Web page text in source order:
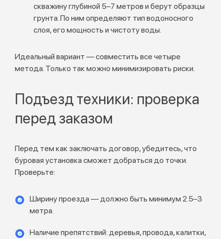
скважину глубиной 5–7 метров и берут образцы
грунта. По ним определяют тип водоносного
слоя, его мощность и чистоту воды.
Идеальный вариант — совместить все четыре
метода. Только так можно минимизировать риски.
Подъезд техники: проверка
перед заказом
Перед тем как заключать договор, убедитесь, что
буровая установка сможет добраться до точки.
Проверьте:
Ширину проезда — должно быть минимум 2.5–3
метра.
Наличие препятствий: деревья, провода, калитки,